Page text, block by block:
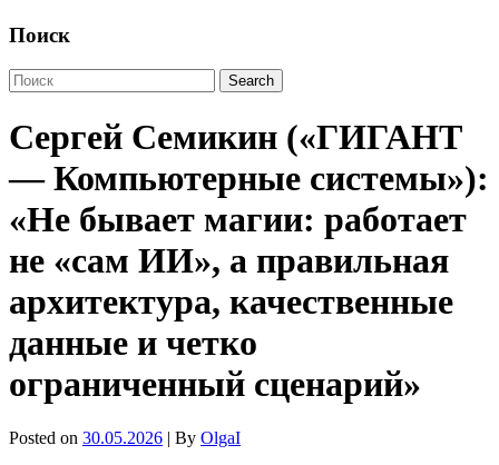
Поиск
Сергей Семикин («ГИГАНТ
— Компьютерные системы»):
«Не бывает магии: работает
не «сам ИИ», а правильная
архитектура, качественные
данные и четко
ограниченный сценарий»
Posted on 30.05.2026 | By OlgaI